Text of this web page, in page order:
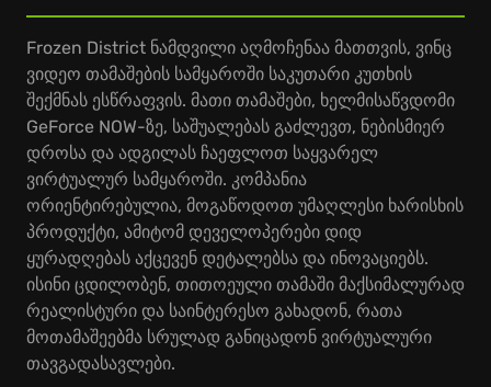
Frozen District ნამდვილი აღმოჩენაა მათთვის, ვინც
ვიდეო თამაშების სამყაროში საკუთარი კუთხის
შექმნას ესწრაფვის. მათი თამაშები, ხელმისაწვდომი
GeForce NOW-ზე, საშუალებას გაძლევთ, ნებისმიერ
დროსა და ადგილას ჩაეფლოთ საყვარელ
ვირტუალურ სამყაროში. კომპანია
ორიენტირებულია, მოგაწოდოთ უმაღლესი ხარისხის
პროდუქტი, ამიტომ დეველოპერები დიდ
ყურადღებას აქცევენ დეტალებსა და ინოვაციებს.
ისინი ცდილობენ, თითოეული თამაში მაქსიმალურად
რეალისტური და საინტერესო გახადონ, რათა
მოთამაშეებმა სრულად განიცადონ ვირტუალური
თავგადასავლები.